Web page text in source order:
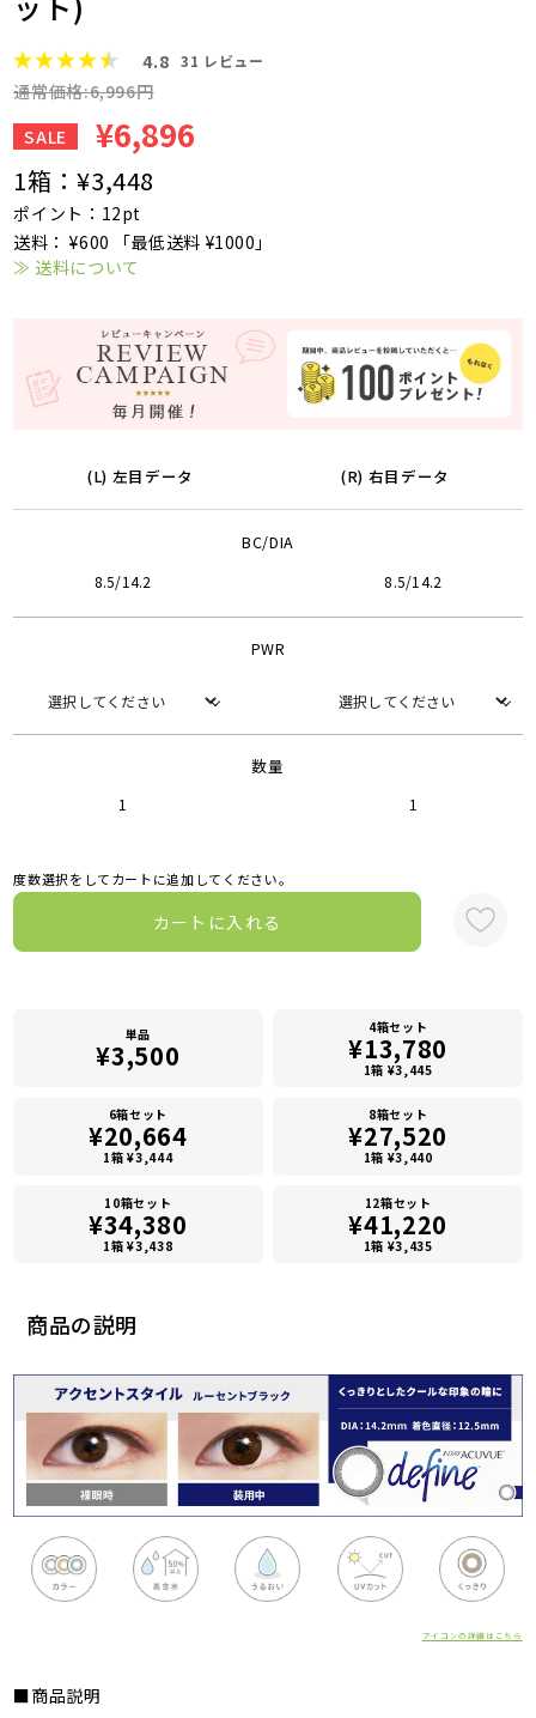
商品の説明
アイコンの詳細はこちら
■商品説明
4.8 31 レビュー
通常価格:6,996円
SALE
¥6,896
1箱：¥3,448
ポイント：12pt
送料： ¥600 「最低送料 ¥1000」
≫ 送料について
(L) 左目データ (R) 右目データ
BC/DIA
8.5/14.2 8.5/14.2
PWR
数量
1 1
度数選択をしてカートに追加してください。
カートに入れる
単品
¥3,500
4箱セット
¥13,780
1箱 ¥3,445
6箱セット
¥20,664
1箱 ¥3,444
8箱セット
¥27,520
1箱 ¥3,440
10箱セット
¥34,380
1箱 ¥3,438
12箱セット
¥41,220
1箱 ¥3,435